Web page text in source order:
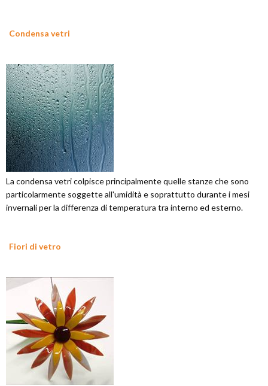
Condensa vetri
La condensa vetri colpisce principalmente quelle stanze che sono
particolarmente soggette all'umidità e soprattutto durante i mesi
invernali per la differenza di temperatura tra interno ed esterno.
Fiori di vetro